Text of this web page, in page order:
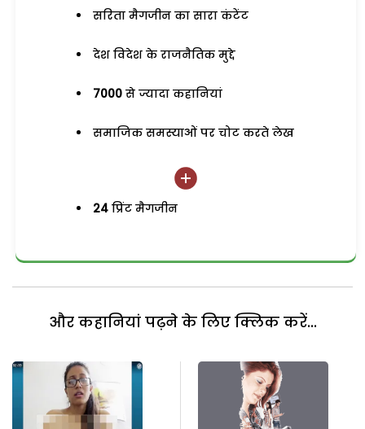
सरिता मैगजीन का सारा कंटेंट
देश विदेश के राजनैतिक मुद्दे
7000 से ज्यादा कहानियां
समाजिक समस्याओं पर चोट करते लेख
24 प्रिंट मैगजीन
और कहानियां पढ़ने के लिए क्लिक करें...